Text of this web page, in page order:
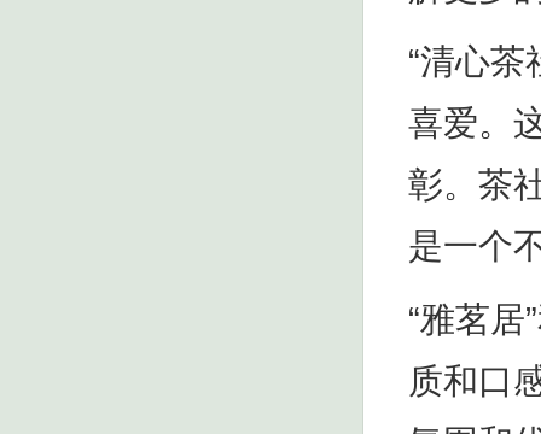
“清心
喜爱。
彰。茶
是一个
“雅茗居
质和口